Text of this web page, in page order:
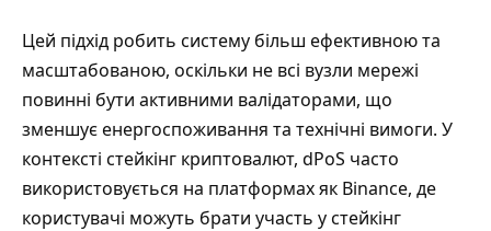
Цей підхід робить систему більш ефективною та
масштабованою, оскільки не всі вузли мережі
повинні бути активними валідаторами, що
зменшує енергоспоживання та технічні вимоги. У
контексті стейкінг криптовалют, dPoS часто
використовується на платформах як Binance, де
користувачі можуть брати участь у стейкінг